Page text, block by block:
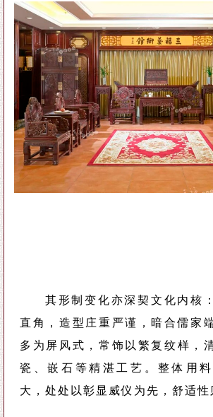
其形制变化亦深契文化内核
直角，造型庄重严谨，暗合儒家
多为屏风式，常饰以繁复纹样，
瓷、嵌石等精湛工艺。整体用
大，处处以彰显威仪为先，舒适性